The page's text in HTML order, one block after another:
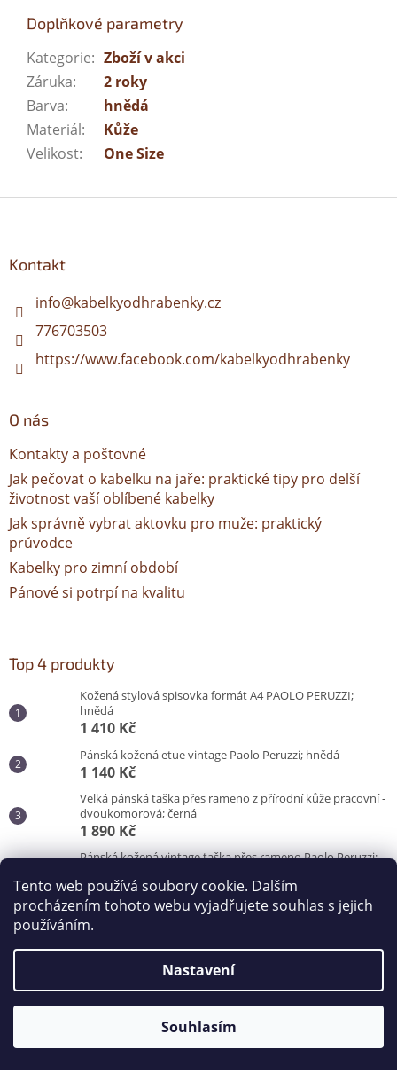
Tento web používá soubory cookie. Dalším
procházením tohoto webu vyjadřujete souhlas s jejich
používáním.
Nastavení
Souhlasím
Doplňkové parametry
Kategorie: Zboží v akci
Záruka:
2 roky
Barva:
hnědá
Materiál:
Kůže
Velikost: One Size
Kontakt
info@kabelkyodhrabenky.cz
776703503
https://www.facebook.com/kabelkyodhrabenky
O nás
Kontakty a poštovné
Jak pečovat o kabelku na jaře: praktické tipy pro delší
životnost vaší oblíbené kabelky
Jak správně vybrat aktovku pro muže: praktický
průvodce
Kabelky pro zimní období
Pánové si potrpí na kvalitu
Top 4 produkty
Kožená stylová spisovka formát A4 PAOLO PERUZZI;
hnědá
1 410 Kč
Pánská kožená etue vintage Paolo Peruzzi; hnědá
1 140 Kč
Velká pánská taška přes rameno z přírodní kůže pracovní -
dvoukomorová; černá
1 890 Kč
Pánská kožená vintage taška přes rameno Paolo Peruzzi;
3 100 Kč
Vytvořil Shoptet
Copyright 2026Kabelky od Hraběnky. Všechna práva
vyhrazena.